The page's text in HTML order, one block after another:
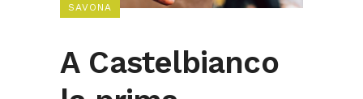
SAVONA
A Castelbianco